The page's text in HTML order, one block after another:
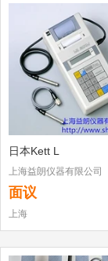
日本Kett L
上海益朗仪器有限公司
面议
上海